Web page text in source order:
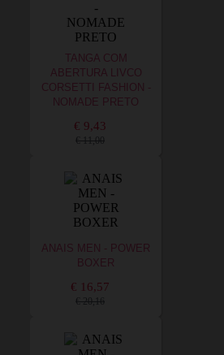
TANGA COM
ABERTURA LIVCO
CORSETTI FASHION -
NOMADE PRETO
€ 9,43
€ 11,00
ANAIS MEN - POWER
BOXER
€ 16,57
€ 20,16